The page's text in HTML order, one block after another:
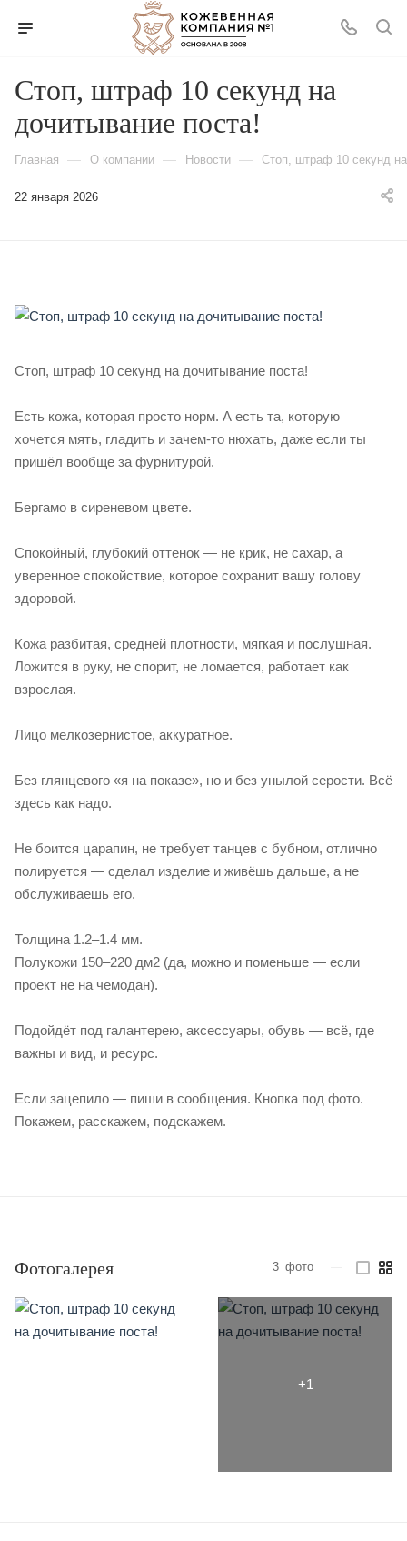
Стоп, штраф 10 секунд на
дочитывание поста!
Главная — О компании — Новости — Стоп, штраф 10 секунд
22 января 2026
Стоп, штраф 10 секунд на дочитывание поста!
Есть кожа, которая просто норм. А есть та, которую
хочется мять, гладить и зачем-то нюхать, даже если ты
пришёл вообще за фурнитурой.
Бергамо в сиреневом цвете.
Спокойный, глубокий оттенок — не крик, не сахар, а
уверенное спокойствие, которое сохранит вашу голову
здоровой.
Кожа разбитая, средней плотности, мягкая и послушная.
Ложится в руку, не спорит, не ломается, работает как
взрослая.
Лицо мелкозернистое, аккуратное.
Без глянцевого «я на показе», но и без унылой серости. Всё
здесь как надо.
Не боится царапин, не требует танцев с бубном, отлично
полируется — сделал изделие и живёшь дальше, а не
обслуживаешь его.
Толщина 1.2–1.4 мм.
Полукожи 150–220 дм2 (да, можно и поменьше — если
проект не на чемодан).
Подойдёт под галантерею, аксессуары, обувь — всё, где
важны и вид, и ресурс.
Если зацепило — пиши в сообщения. Кнопка под фото.
Покажем, расскажем, подскажем.
Фотогалерея 3 фото